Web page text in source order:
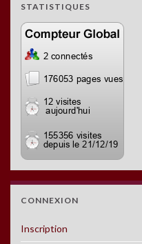
STATISTIQUES
CONNEXION
Inscription